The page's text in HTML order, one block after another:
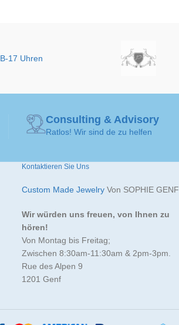
B-17 Uhren
Consulting & Advisory
Ratlos! Wir sind de zu helfen
Kontaktieren Sie Uns
Custom Made JewelryVon SOPHIE GENF
Wir würden uns freuen, von Ihnen zu
hören!
Von Montag bis Freitag;
Zwischen 8:30am-11:30am & 2pm-3pm.
Rue des Alpen 9
1201 Genf